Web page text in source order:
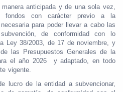
anticipada y de una sola vez,
fondos con carácter previo a la
para poder llevar a cabo las
de conformidad con lo
Ley 38/2003, de 17 de noviembre, y
las Presupuestos Generales de la
el año 2026 y adaptado, en todo
vigente.
lucro de la entidad a subvencionar,